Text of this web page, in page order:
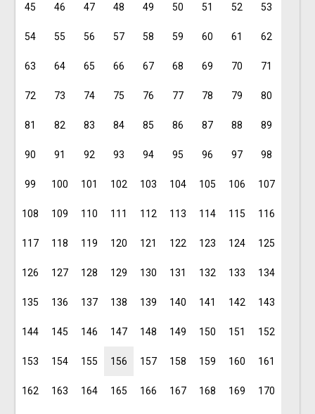
45 46 47 48 49 50 51 52 53
54 55 56 57 58 59 60 61 62
63 64 65 66 67 68 69 70 71
72 73 74 75 76 77 78 79 80
81 82 83 84 85 86 87 88 89
90 91 92 93 94 95 96 97 98
99 100 101 102 103 104 105 106 107
108 109 110 111 112 113 114 115 116
117 118 119 120 121 122 123 124 125
126 127 128 129 130 131 132 133 134
135 136 137 138 139 140 141 142 143
144 145 146 147 148 149 150 151 152
153 154 155 156 157 158 159 160 161
162 163 164 165 166 167 168 169 170